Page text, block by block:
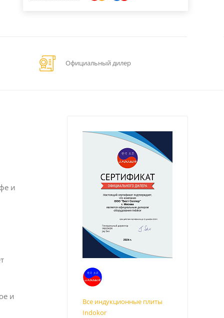
Официальный дилер
и
и
Все индукционные плиты
Indokor